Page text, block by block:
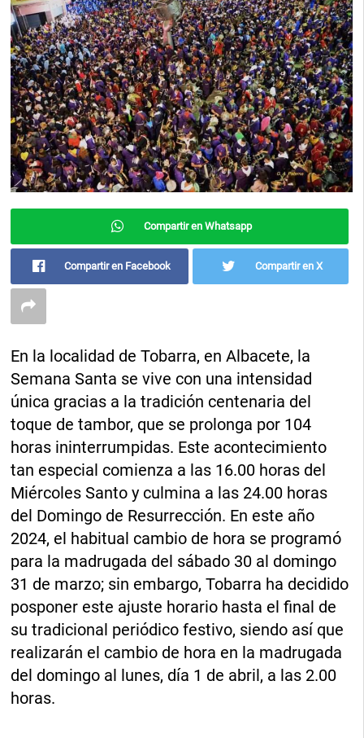
Compartir en Whatsapp
Compartir en Facebook Compartir en X
En la localidad de Tobarra, en Albacete, la
Semana Santa se vive con una intensidad
única gracias a la tradición centenaria del
toque de tambor, que se prolonga por 104
horas ininterrumpidas. Este acontecimiento
tan especial comienza a las 16.00 horas del
Miércoles Santo y culmina a las 24.00 horas
del Domingo de Resurrección. En este año
2024, el habitual cambio de hora se programó
para la madrugada del sábado 30 al domingo
31 de marzo; sin embargo, Tobarra ha decidido
posponer este ajuste horario hasta el final de
su tradicional periódico festivo, siendo así que
realizarán el cambio de hora en la madrugada
del domingo al lunes, día 1 de abril, a las 2.00
horas.